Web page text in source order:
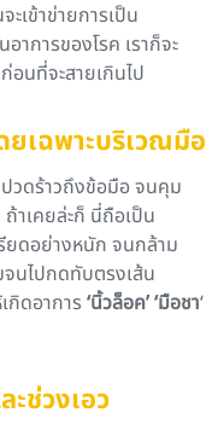
ะเข้าข่ายการเป็น
าการของโรค เราก็จะ
อนที่จะสายเกินไป
ยเฉพาะบริเวณมือ
วดร้าวถึงข้อมือ จนคุม
าเคยล่ะก็ นี่ถือเป็น
ดอย่างหนัก จนกล้าม
จนไปกดทับตรงเส้น
กิดอาการ ‘นิ้วล็อค’‘มือชา‘
ช่วงเอว